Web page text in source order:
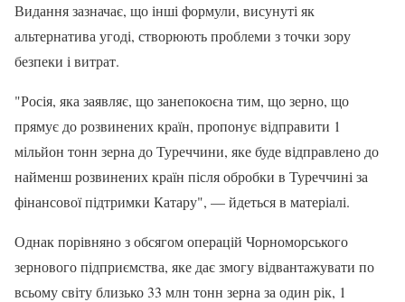
Видання зазначає, що інші формули, висунуті як
альтернатива угоді, створюють проблеми з точки зору
безпеки і витрат.
"Росія, яка заявляє, що занепокоєна тим, що зерно, що
прямує до розвинених країн, пропонує відправити 1
мільйон тонн зерна до Туреччини, яке буде відправлено до
найменш розвинених країн після обробки в Туреччині за
фінансової підтримки Катару", — йдеться в матеріалі.
Однак порівняно з обсягом операцій Чорноморського
зернового підприємства, яке дає змогу відвантажувати по
всьому світу близько 33 млн тонн зерна за один рік, 1